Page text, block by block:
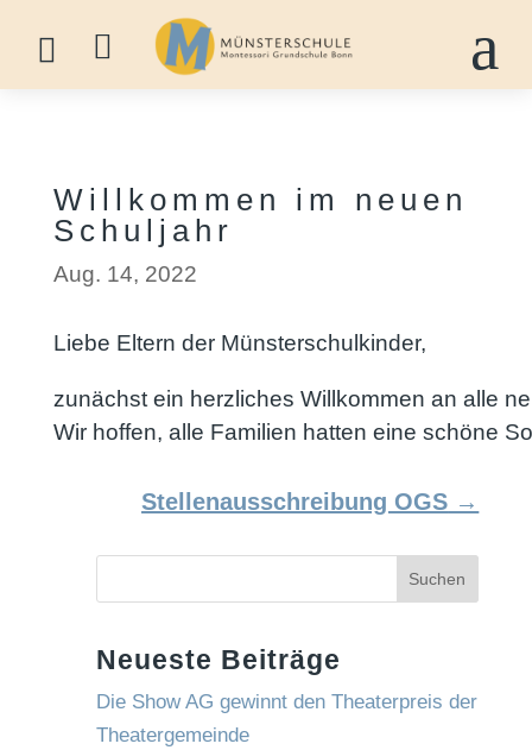
a
 
Willkommen im neuen
Schuljahr
Aug. 14, 2022
Liebe Eltern der Münsterschulkinder,
zunächst ein herzliches Willkommen an alle
Wir hoffen, alle Familien hatten eine schöne
Stellenausschreibung OGS →
Suchen
Neueste Beiträge
Die Show AG gewinnt den Theaterpreis der
Theatergemeinde